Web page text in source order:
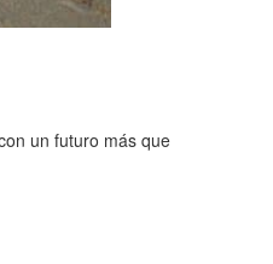
un futuro más que